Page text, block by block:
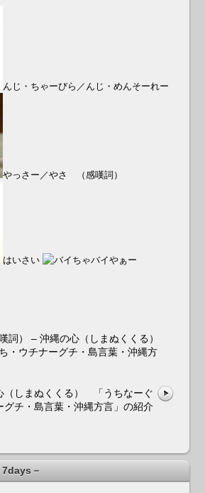
んじ・ちゃーびら／んじ・めんそーれー
やっさー／やさ （感嘆詞）
はいさい バイやぁー
詞） – 沖縄の心（しまぬくくる）
・ウチナーグチ・島言葉・沖縄方
（しまぬくくる） 「うちなーぐ
グチ・島言葉・沖縄方言」の紹介
－